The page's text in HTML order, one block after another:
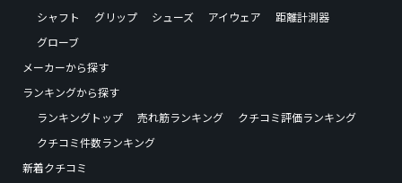
シャフト
グリップ シューズ アイウェア
距離計測器
グローブ
メーカーから探す
ランキングから探す
ランキングトップ
売れ筋ランキング
クチコミ評価ランキング
クチコミ件数ランキング
新着クチコミ